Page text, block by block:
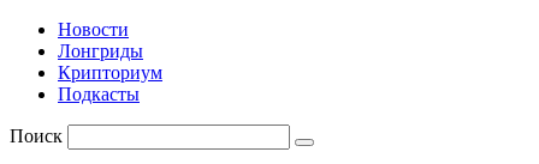
Новости
Лонгриды
Крипториум
Подкасты
Поиск